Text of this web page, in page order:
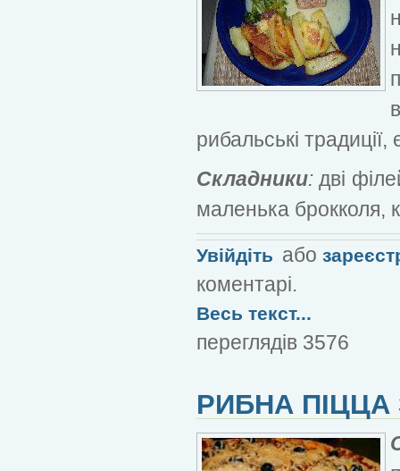
рибальські
Складники: дві
маленька брокколя,
Увійдіть або
коментарі.
Весь текст...
переглядів 3576
РИБНА